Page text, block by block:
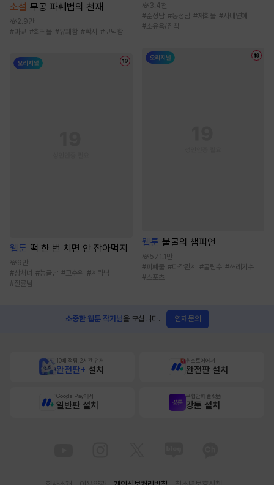
소설 무공 파훼법의 천재
2.9만
#마교 #회귀물 #유쾌함 #학사 #코믹함
웹툰 떡 한 번 치면 안 잡아먹지
9만
#상처녀 #능글남 #고수위 # 계략남
#절륜남
3.4천
#순정남 #동정남 #재회물 #사내연애
#소유욕/집착
웹툰 불굴의 챔피언
571.1만
#피폐물 #다각관계 #굴림수 #쓰레기수
#스포츠
소중한 웹툰 작가님을 모십니다. 연재문의
10배 적립, 2시간 먼저
완전판+ 설치
원스토어에서
완전판 설치
Google Play에서
일반판 설치
무협만화 플랫폼
강툰 설치